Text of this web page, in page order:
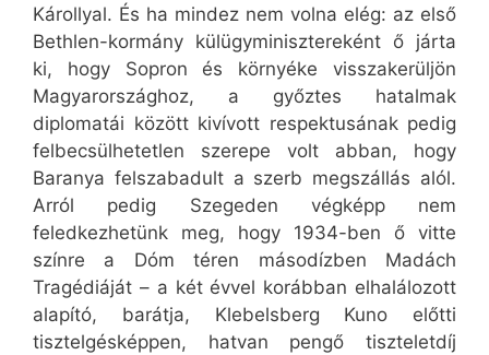
Károllyal. És ha mindez nem volna elég: az első
Bethlen-kormány külügyminisztereként ő járta
ki, hogy Sopron és környéke visszakerüljön
Magyarországhoz, a győztes hatalmak
diplomatái között kivívott respektusának pedig
felbecsülhetetlen szerepe volt abban, hogy
Baranya felszabadult a szerb megszállás alól.
Arról pedig Szegeden végképp nem
feledkezhetünk meg, hogy 1934-ben ő vitte
színre a Dóm téren másodízben Madách
Tragédiáját – a két évvel korábban elhalálozott
alapító, barátja, Klebelsberg Kuno előtti
tisztelgésképpen, hatvan pengő tiszteletdíj